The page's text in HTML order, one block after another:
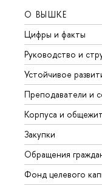
О ВЫШКЕ
Цифры и факты
Руководство и
Устойчивое
Преподаватели и
Корпуса и
Закупки
Обращения
Фонд целевого